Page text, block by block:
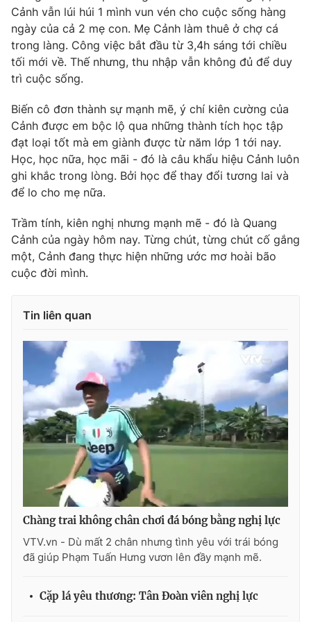
Photo Infographic
Video Shorts video
VTV Money VTV Thể thao
VTV Sức khoẻ Bất động sản
Thị trường 24h Tấm lòng Việt
VTV4 Vươn mình bằng AI
VTV9 VTV8
THỜI BÁO VTV
Theo dõi báo trên
Cơ quan chủ quản:Đài Truyền hình Việt Nam
Cơ quan báo chí:
Thời báo VTV
Giấy phép hoạt động báo in và báo điện tử số 483/GP-BTTTT
cấp ngày 29/12/2023
Tổng Biên tập:Vũ Thanh Thủy
Nguyễn Trọng Ninh
Cảnh vẫn lúi húi 1 mình vun vén cho cuộc sống hàng
ngày của cả 2 mẹ con. Mẹ Cảnh làm thuê ở chợ cá
trong làng. Công việc bắt đầu từ 3,4h sáng tới chiều
tối mới về. Thế nhưng, thu nhập vẫn không đủ để duy
trì cuộc sống.
Biến cô đơn thành sự mạnh mẽ, ý chí kiên cường của
Cảnh được em bộc lộ qua những thành tích học tập
đạt loại tốt mà em giành được từ năm lớp 1 tới nay.
Học, học nữa, học mãi - đó là câu khẩu hiệu Cảnh luôn
ghi khắc trong lòng. Bởi học để thay đổi tương lai và
để lo cho mẹ nữa.
Trầm tính, kiên nghị nhưng mạnh mẽ - đó là Quang
Cảnh của ngày hôm nay. Từng chút, từng chút cố gắng
một, Cảnh đang thực hiện những ước mơ hoài bão
cuộc đời mình.
Tin liên quan
Chàng trai không chân chơi đá bóng bằng nghị lực
VTV.vn - Dù mất 2 chân nhưng tình yêu với trái bóng
đã giúp Phạm Tuấn Hưng vươn lên đầy mạnh mẽ.
Cặp lá yêu thương: Tân Đoàn viên nghị lực